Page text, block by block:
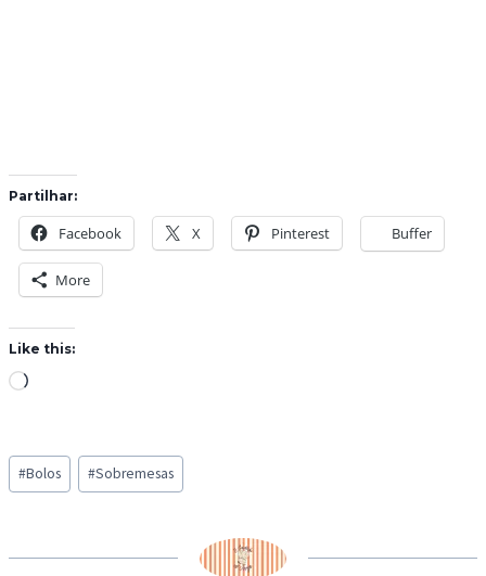
Partilhar:
Facebook X Pinterest Buffer
More
Like this:
L
d
i
g
Post
Tags:
#Bolos #Sobremesas